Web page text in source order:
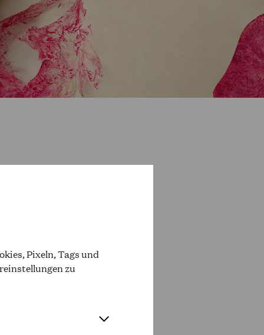
Pixeln, Tags und
zu
OPER PREISGRUPPE O